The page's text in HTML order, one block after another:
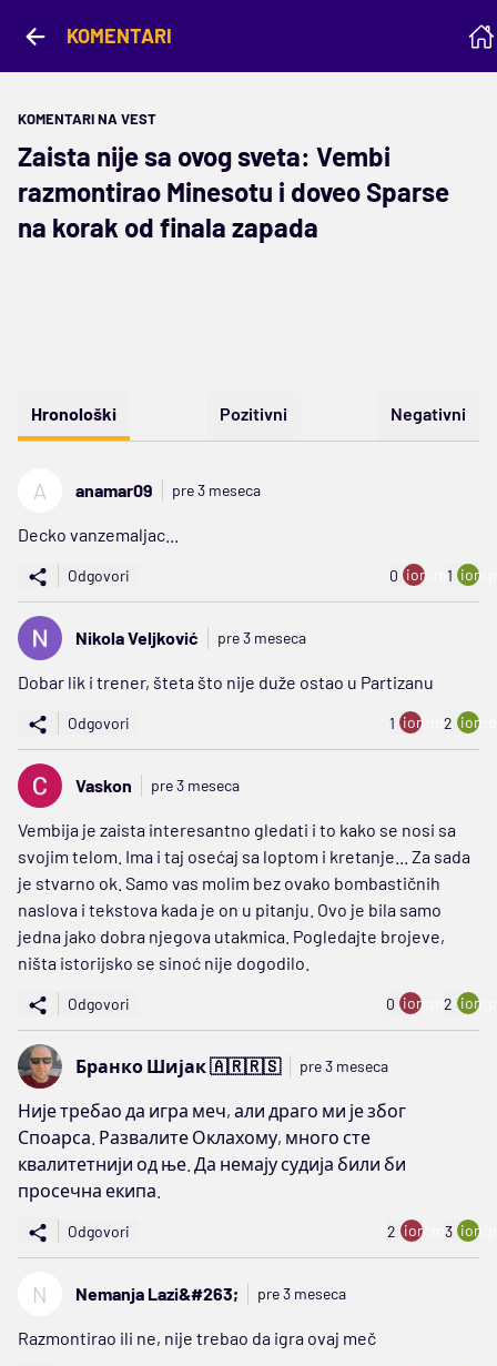
KOMENTARI
KOMENTARI NA VEST
Zaista nije sa ovog sveta: Vembi
razmontirao Minesotu i doveo Sparse
na korak od finala zapada
Hronološki Pozitivni Negativni
A anamar09 pre 3 meseca
Decko vanzemaljac...
Odgovori 0 ion:minus
1
Nikola Veljković pre 3 meseca
Dobar lik i trener, šteta što nije duže ostao u Partizanu
Odgovori 1 ion:minus
2
Vaskon pre 3 meseca
Vembija je zaista interesantno gledati i to kako se nosi sa
svojim telom. Ima i taj osećaj sa loptom i kretanje... Za sada
je stvarno ok. Samo vas molim bez ovako bombastičnih
naslova i tekstova kada je on u pitanju. Ovo je bila samo
jedna jako dobra njegova utakmica. Pogledajte brojeve,
ništa istorijsko se sinoć nije dogodilo.
Odgovori 0 ion:minus
2
Бранко Шијак 🇦🇷🇷🇸 pre 3 meseca
Није требао да игра меч, али драго ми је због
Споарса. Развалите Оклахому, много сте
квалитетнији од ње. Да немају судија били би
просечна екипа.
Odgovori 2 ion:minus
3
N Nemanja Lazi&#263; pre 3 meseca
Razmontirao ili ne, nije trebao da igra ovaj meč